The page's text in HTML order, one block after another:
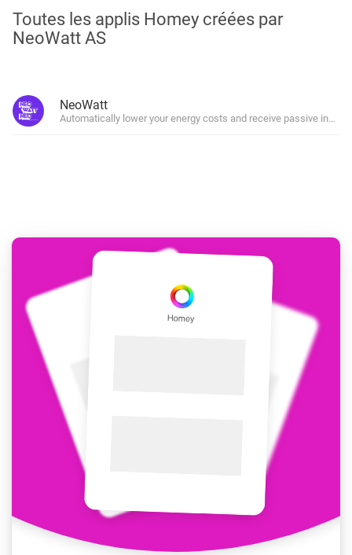
Toutes les applis Homey créées par
NeoWatt AS
NeoWatt
Automatically lower your energy costs and receive passive